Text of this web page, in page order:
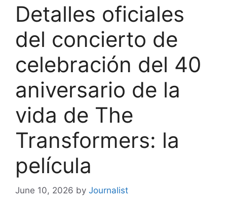
Detalles oficiales
del concierto de
celebración del 40
aniversario de la
vida de The
Transformers: la
película
June 10, 2026 by Journalist